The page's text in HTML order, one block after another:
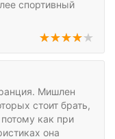
спортивный
Мишлен
стоит брать,
как при
она